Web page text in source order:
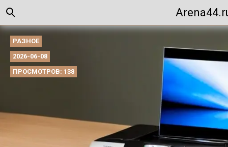
РАЗНОЕ
2026-06-08
ПРОСМОТРОВ: 138